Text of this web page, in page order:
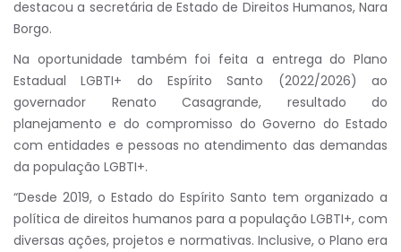
destacou a secretária de Estado de Direitos Humanos, Nara
Borgo.
Na oportunidade também foi feita a entrega do Plano
Estadual LGBTI+ do Espírito Santo (2022/2026) ao
governador Renato Casagrande, resultado do
planejamento e do compromisso do Governo do Estado
com entidades e pessoas no atendimento das demandas
da população LGBTI+.
“Desde 2019, o Estado do Espírito Santo tem organizado a
política de direitos humanos para a população LGBTI+, com
diversas ações, projetos e normativas. Inclusive, o Plano era